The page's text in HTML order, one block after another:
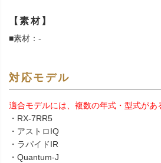
【素材】
■素材：-
対応モデル
適合モデルには、複数の年式・型式があ
・RX-7RR5
・アストロIQ
・ラパイドIR
・Quantum-J